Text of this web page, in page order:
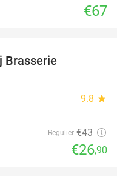
€67
Brasserie
9.8 star
Regulier €43
€26,90